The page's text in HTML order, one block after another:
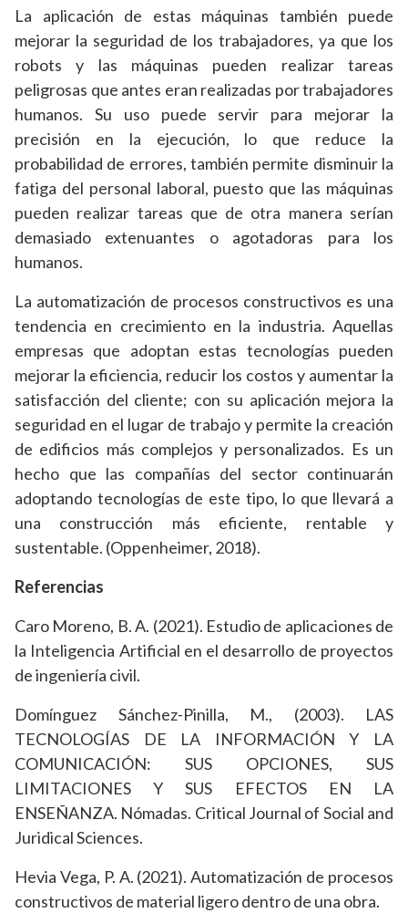
La aplicación de estas máquinas también puede
mejorar la seguridad de los trabajadores, ya que los
robots y las máquinas pueden realizar tareas
peligrosas que antes eran realizadas por trabajadores
humanos. Su uso puede servir para mejorar la
precisión en la ejecución, lo que reduce la
probabilidad de errores, también permite disminuir la
fatiga del personal laboral, puesto que las máquinas
pueden realizar tareas que de otra manera serían
demasiado extenuantes o agotadoras para los
humanos.
La automatización de procesos constructivos es una
tendencia en crecimiento en la industria. Aquellas
empresas que adoptan estas tecnologías pueden
mejorar la eficiencia, reducir los costos y aumentar la
satisfacción del cliente; con su aplicación mejora la
seguridad en el lugar de trabajo y permite la creación
de edificios más complejos y personalizados. Es un
hecho que las compañías del sector continuarán
adoptando tecnologías de este tipo, lo que llevará a
una construcción más eficiente, rentable y
sustentable. (Oppenheimer, 2018).
Referencias
Caro Moreno, B. A. (2021). Estudio de aplicaciones de
la Inteligencia Artificial en el desarrollo de proyectos
de ingeniería civil.
Domínguez Sánchez-Pinilla, M., (2003). LAS
TECNOLOGÍAS DE LA INFORMACIÓN Y LA
COMUNICACIÓN: SUS OPCIONES, SUS
LIMITACIONES Y SUS EFECTOS EN LA
ENSEÑANZA. Nómadas. Critical Journal of Social and
Juridical Sciences.
Hevia Vega, P. A. (2021). Automatización de procesos
constructivos de material ligero dentro de una obra.